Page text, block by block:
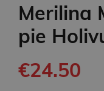
Merilina
pie
€24.50